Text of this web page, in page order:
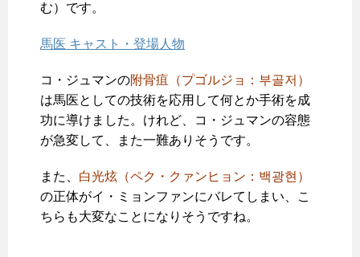
む）です。
馬医 キャスト・登場人物
コ・ジュマンの附骨疽（プゴルジョ：부골저）
は馬医としての技術を応用して何とか手術を成
功に導けました。けれど、コ・ジュマンの容態
が急変して、また一難ありそうです。
また、 白光炫（ペク・クァンヒョン：백광현）
の正体がイ・ミョンファンにバレてしまい、こ
ちらも大変なことになりそうですね。